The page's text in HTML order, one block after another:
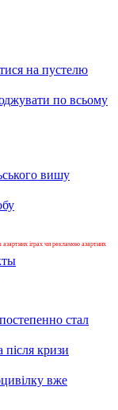
на пустелю
по всьому
вишу
іграх чи рекламою азартних
стал
після кризи
вже